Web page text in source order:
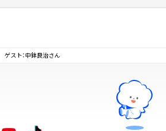
ゲスト：中鉢良治さん